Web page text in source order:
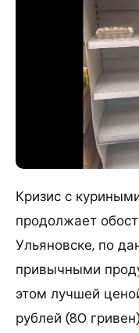
Кризис с
продолжает
Ульяновске, по
привычными
этом лучшей
рублей (80